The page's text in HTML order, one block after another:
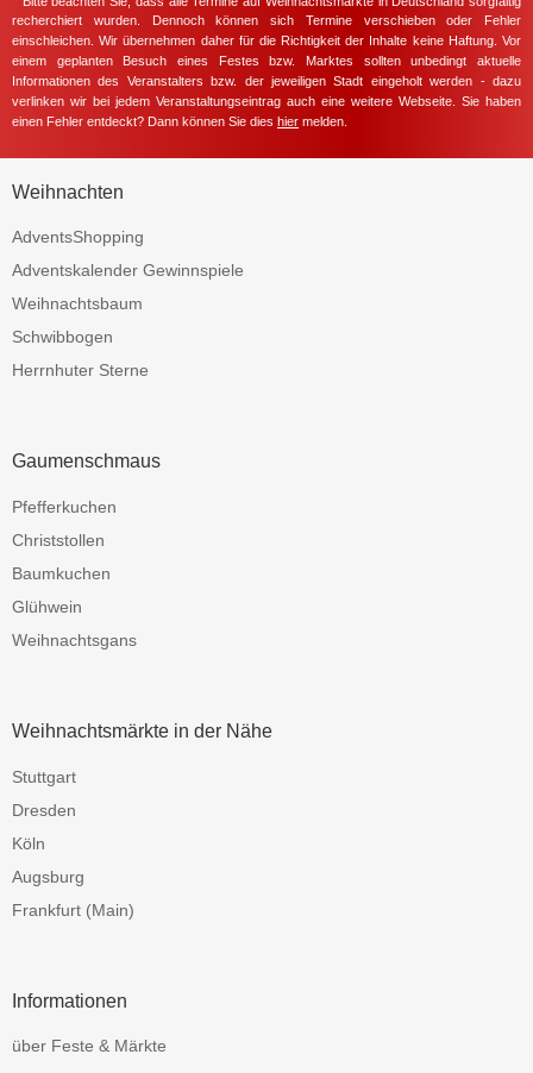
recherchiert wurden. Dennoch können sich Termine verschieben oder Fehler
einschleichen. Wir übernehmen daher für die Richtigkeit der Inhalte keine Haftung. Vor
einem geplanten Besuch eines Festes bzw. Marktes sollten unbedingt aktuelle
Informationen des Veranstalters bzw. der jeweiligen Stadt eingeholt werden - dazu
verlinken wir bei jedem Veranstaltungseintrag auch eine weitere Webseite. Sie haben
einen Fehler entdeckt? Dann können Sie dies hier melden.
Weihnachten
AdventsShopping
Adventskalender Gewinnspiele
Weihnachtsbaum
Schwibbogen
Herrnhuter Sterne
Gaumenschmaus
Pfefferkuchen
Christstollen
Baumkuchen
Glühwein
Weihnachtsgans
Weihnachtsmärkte in der Nähe
Stuttgart
Dresden
Köln
Augsburg
Frankfurt (Main)
Informationen
über Feste & Märkte